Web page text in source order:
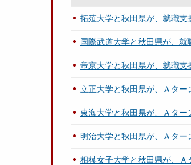
拓殖大学と秋田県が、就職支
国際武道大学と秋田県が、就
帝京大学と秋田県が、就職支
立正大学と秋田県が、Ａター
東海大学と秋田県が、Ａター
明治大学と秋田県が、Ａター
相模女子大学と秋田県が、Ａ